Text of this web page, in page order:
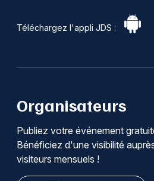
Téléchargez l'appli JDS :
Organisateurs
Publiez votre événement
Bénéficiez d'une visibilité
visiteurs mensuels !